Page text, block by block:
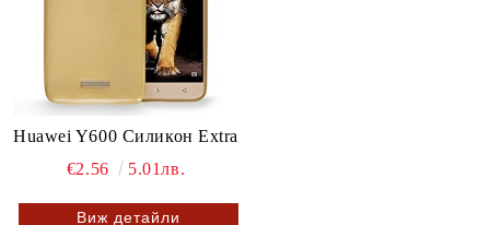
Huawei Y600 Силикон Extra
€2.56
5.01лв.
Виж детайли